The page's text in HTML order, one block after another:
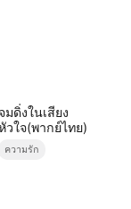
จมดิ่งในเสียง
วใจ(พากย์ไทย)
ความรัก